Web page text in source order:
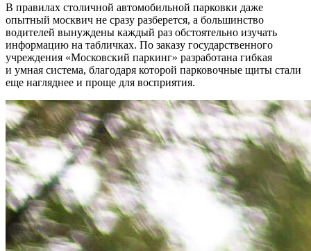
В правилах столичной автомобильной парковки даже
опытный москвич не сразу разберется, а большинство
водителей вынуждены каждый раз обстоятельно изучать
информацию на табличках. По заказу государственного
учреждения «Московский паркинг» разработана гибкая
и умная система, благодаря которой парковочные щиты стали
еще нагляднее и проще для восприятия.